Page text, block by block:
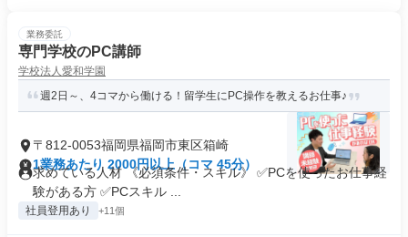
業務委託
専門学校のPC講師
学校法人愛和学園
週2日～、4コマから働ける！留学生にPC操作を教えるお仕事♪
〒812-0053福岡県福岡市東区箱崎
1業務あたり 2000円以上（コマ 45分）
求めている人材 《必須条件・スキル》 ✅PCを使ったお仕事経
験がある方 ✅PCスキル ...
社員登用あり +11個